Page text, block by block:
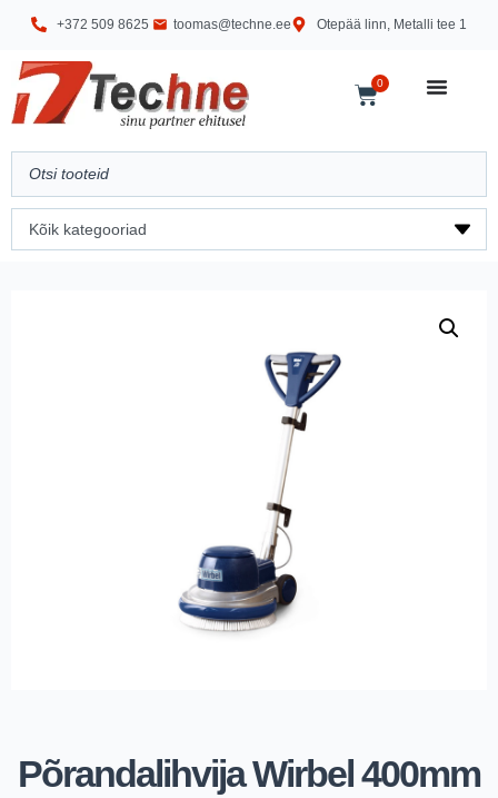
+372 509 8625 toomas@techne.ee Otepää linn, Metalli tee 1
0
Põrandalihvija Wirbel 400mm